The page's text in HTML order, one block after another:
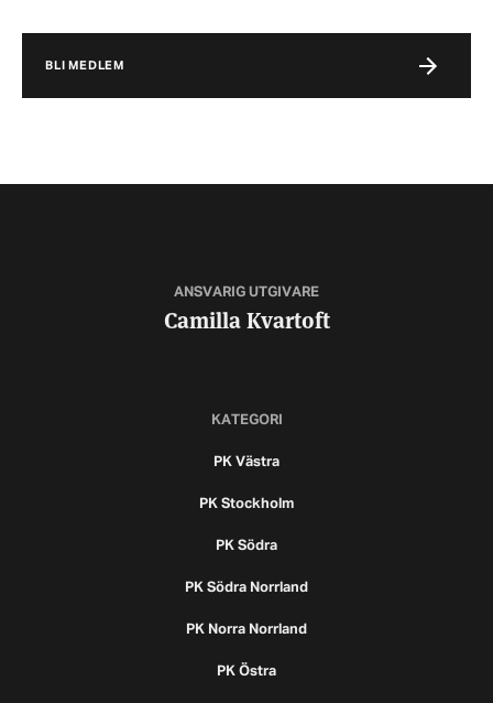
BLI MEDLEM
ANSVARIG UTGIVARE
Camilla Kvartoft
KATEGORI
PK Västra
PK Stockholm
PK Södra
PK Södra Norrland
PK Norra Norrland
PK Östra